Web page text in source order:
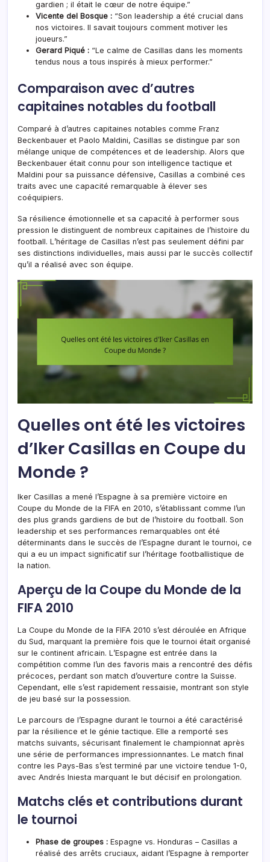
gardien ; il était le cœur de notre équipe.”
Vicente del Bosque : “Son leadership a été crucial dans
nos victoires. Il savait toujours comment motiver les
joueurs.”
Gerard Piqué : “Le calme de Casillas dans les moments
tendus nous a tous inspirés à mieux performer.”
Comparaison avec d’autres
capitaines notables du football
Comparé à d’autres capitaines notables comme Franz
Beckenbauer et Paolo Maldini, Casillas se distingue par son
mélange unique de compétences et de leadership. Alors que
Beckenbauer était connu pour son intelligence tactique et
Maldini pour sa puissance défensive, Casillas a combiné ces
traits avec une capacité remarquable à élever ses
coéquipiers.
Sa résilience émotionnelle et sa capacité à performer sous
pression le distinguent de nombreux capitaines de l’histoire du
football. L’héritage de Casillas n’est pas seulement défini par
ses distinctions individuelles, mais aussi par le succès collectif
qu’il a réalisé avec son équipe.
Quelles ont été les victoires
d’Iker Casillas en Coupe du
Monde ?
Iker Casillas a mené l’Espagne à sa première victoire en
Coupe du Monde de la FIFA en 2010, s’établissant comme l’un
des plus grands gardiens de but de l’histoire du football. Son
leadership et ses performances remarquables ont été
déterminants dans le succès de l’Espagne durant le tournoi, ce
qui a eu un impact significatif sur l’héritage footballistique de
la nation.
Aperçu de la Coupe du Monde de la
FIFA 2010
La Coupe du Monde de la FIFA 2010 s’est déroulée en Afrique
du Sud, marquant la première fois que le tournoi était organisé
sur le continent africain. L’Espagne est entrée dans la
compétition comme l’un des favoris mais a rencontré des défis
précoces, perdant son match d’ouverture contre la Suisse.
Cependant, elle s’est rapidement ressaisie, montrant son style
de jeu basé sur la possession.
Le parcours de l’Espagne durant le tournoi a été caractérisé
par la résilience et le génie tactique. Elle a remporté ses
matchs suivants, sécurisant finalement le championnat après
une série de performances impressionnantes. Le match final
contre les Pays-Bas s’est terminé par une victoire tendue 1-0,
avec Andrés Iniesta marquant le but décisif en prolongation.
Matchs clés et contributions durant
le tournoi
Phase de groupes : Espagne vs. Honduras – Casillas a
réalisé des arrêts cruciaux, aidant l’Espagne à remporter